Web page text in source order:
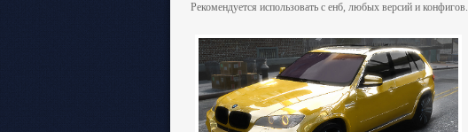
Рекомендуется использовать с енб, любых версий и конфигов.